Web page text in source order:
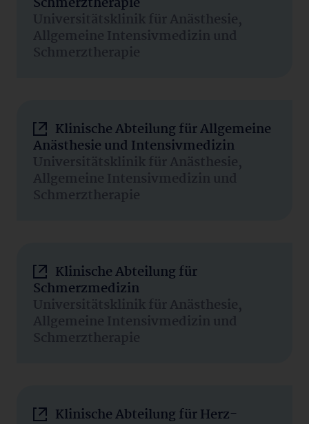
Universitätsklinik für Anästhesie,
Allgemeine Intensivmedizin und
Schmerztherapie
Klinische Abteilung für Allgemeine
Anästhesie und Intensivmedizin
Universitätsklinik für Anästhesie,
Allgemeine Intensivmedizin und
Schmerztherapie
Klinische Abteilung für
Schmerzmedizin
Universitätsklinik für Anästhesie,
Allgemeine Intensivmedizin und
Schmerztherapie
Klinische Abteilung für Herz-